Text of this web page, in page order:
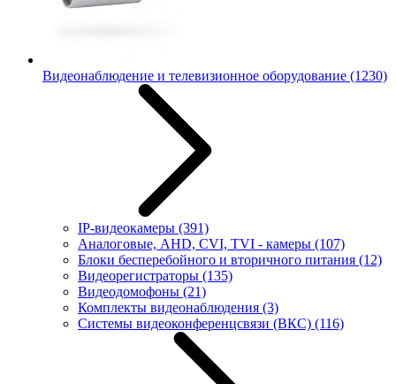
Видеонаблюдение и телевизионное оборудование (1230)
IP-видеокамеры (391)
Аналоговые, AHD, CVI, TVI - камеры (107)
Блоки бесперебойного и вторичного питания (12)
Видеорегистраторы (135)
Видеодомофоны (21)
Комплекты видеонаблюдения (3)
Системы видеоконференцсвязи (ВКС) (116)